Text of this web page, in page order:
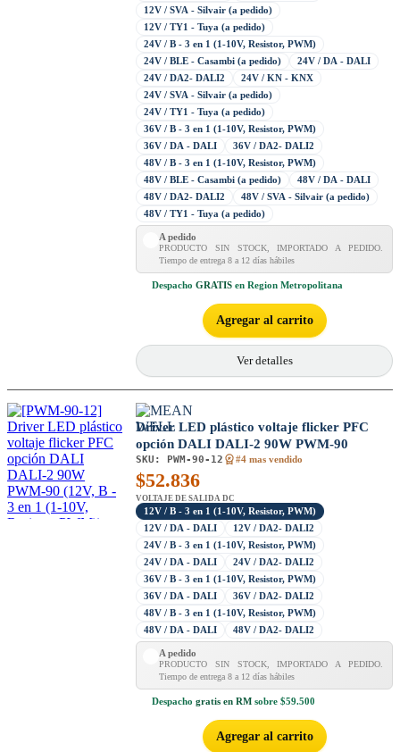
12V / SVA - Silvair (a pedido)
12V / TY1 - Tuya (a pedido)
24V / B - 3 en 1 (1-10V, Resistor, PWM)
24V / BLE - Casambi (a pedido)
24V / DA - DALI
24V / DA2- DALI2
24V / KN - KNX
24V / SVA - Silvair (a pedido)
24V / TY1 - Tuya (a pedido)
36V / B - 3 en 1 (1-10V, Resistor, PWM)
36V / DA - DALI
36V / DA2- DALI2
48V / B - 3 en 1 (1-10V, Resistor, PWM)
48V / BLE - Casambi (a pedido)
48V / DA - DALI
48V / DA2- DALI2
48V / SVA - Silvair (a pedido)
48V / TY1 - Tuya (a pedido)
A pedido
PRODUCTO SIN STOCK, IMPORTADO A PEDIDO.
Tiempo de entrega 8 a 12 días hábiles
Despacho GRATIS en Region Metropolitana
Agregar al carrito
Ver detalles
Driver LED plástico voltaje flicker PFC
opción DALI DALI-2 90W PWM-90
SKU: PWM-90-12 #4 mas vendido
$52.836
VOLTAJE DE SALIDA DC
12V / B - 3 en 1 (1-10V, Resistor, PWM)
12V / DA - DALI
12V / DA2- DALI2
24V / B - 3 en 1 (1-10V, Resistor, PWM)
24V / DA - DALI
24V / DA2- DALI2
36V / B - 3 en 1 (1-10V, Resistor, PWM)
36V / DA - DALI
36V / DA2- DALI2
48V / B - 3 en 1 (1-10V, Resistor, PWM)
48V / DA - DALI
48V / DA2- DALI2
A pedido
PRODUCTO SIN STOCK, IMPORTADO A PEDIDO.
Tiempo de entrega 8 a 12 días hábiles
Despacho gratis en RM sobre $59.500
Agregar al carrito